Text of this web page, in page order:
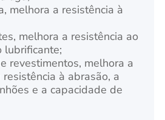
melhora a resistência à
melhora a resistência ao
lubrificante;
revestimentos, melhora a
à abrasão, a
e a capacidade de